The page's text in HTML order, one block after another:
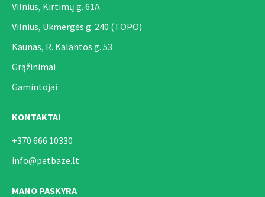
Vilnius, Kirtimų g. 61A
Vilnius, Ukmergės g. 240 (TOPO)
Kaunas, R. Kalantos g. 53
Grąžinimai
Gamintojai
KONTAKTAI
+370 666 10330
info@petbaze.lt
MANO PASKYRA